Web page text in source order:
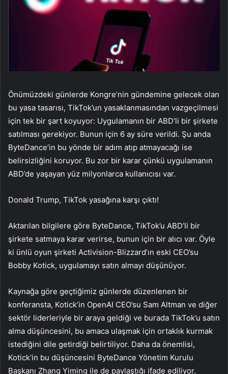
Önümüzdeki günlerde Kongre’nin gündemine gelecek olan
bu yasa tasarısı, TikTok’un yasaklanmasından vazgeçilmesi
için tek bir şart koyuyor: Uygulamanın bir ABD’li bir şirkete
satılması gerekiyor. Bunun için 6 ay süre verildi. Şu anda
ByteDance’in bu yönde bir adım atıp atmayacağı ise
belirsizliğini koruyor. Bu zor bir karar çünkü uygulamanın
ABD’de yaşayan yüz milyonlarca kullanıcısı var.
Donald Trump, TikTok yasağına karşı çıktı!
Aktarılan bilgilere göre ByteDance, TikTok’u ABD’li bir
şirkete satmaya karar verirse, bunun için bir alıcı var. Öyle
ki ünlü oyun şirketi Activision-Blizzard’ın eski CEO’su
Bobby Kotick, uygulamayı satın almayı düşünüyor.
Kaynağa göre geçtiğimiz günlerde düzenlenen bir
konferansta, Kotick’in OpenAI CEO’su Sam Altman ve diğer
sektör liderleriyle bir araya geldiği ve burada TikTok’u satın
alma düşüncesini, bu amaca ulaşmak için ortaklık kurmak
istediğini dile getirdiği belirtiliyor. Daha da önemlisi,
Kotick’in bu düşüncesini ByteDance Yönetim Kurulu
Başkanı Zhang Yiming ile de paylaştığı ifade ediliyor.